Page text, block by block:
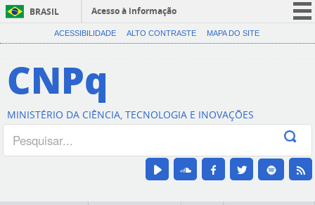
BRASIL
Acesso à informação
CORONAVÍRUS (COVID-19)
Canais
ACESSIBILIDADE ALTO CONTRASTE MAPA DO SITE
CNPq
MINISTÉRIO DA CIÊNCIA, TECNOLOGIA E INOVAÇÕES